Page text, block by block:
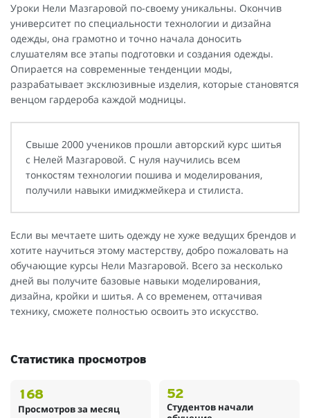
Уроки Нели Мазгаровой по-своему уникальны. Окончив
университет по специальности технологии и дизайна
одежды, она грамотно и точно начала доносить
слушателям все этапы подготовки и создания одежды.
Опирается на современные тенденции моды,
разрабатывает эксклюзивные изделия, которые становятся
венцом гардероба каждой модницы.
Свыше 2000 учеников прошли авторский курс шитья
с Нелей Мазгаровой. С нуля научились всем
тонкостям технологии пошива и моделирования,
получили навыки имиджмейкера и стилиста.
Если вы мечтаете шить одежду не хуже ведущих брендов и
хотите научиться этому мастерству, добро пожаловать на
обучающие курсы Нели Мазгаровой. Всего за несколько
дней вы получите базовые навыки моделирования,
дизайна, кройки и шитья. А со временем, оттачивая
технику, сможете полностью освоить это искусство.
Статистика просмотров
168
Просмотров за месяц
52
Студентов начали